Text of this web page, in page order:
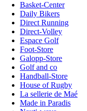
Basket-Center
Daily Bikers
Direct Running
Direct-Volley
Espace Golf
Foot-Store
Galopp-Store
Golf and co
Handball-Store
House of Rugby
La sellerie de Maé
Made in Paradis